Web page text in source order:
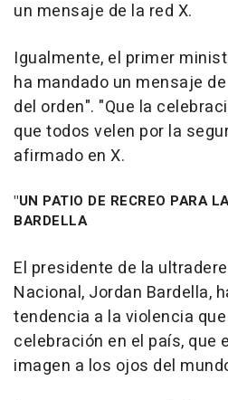
un mensaje de la red X.
Igualmente, el primer
ha mandado un mensaje
del orden". "Que la
que todos velen por la
afirmado en X.
"UN PATIO DE RECREO PARA
BARDELLA
El presidente de la
Nacional, Jordan Bardella,
tendencia a la violencia
celebración en el país, que
imagen a los ojos del